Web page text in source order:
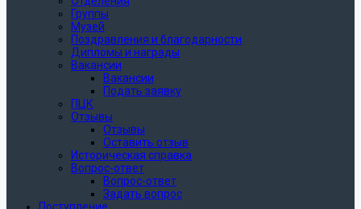
Группы
Музей
Поздравления и благодарности
Дипломы и награды
Вакансии
Вакансии
Подать заявку
ПЦК
Отзывы
Отзывы
Оставить отзыв
Историческая справка
Вопрос-ответ
Вопрос-ответ
Задать вопрос